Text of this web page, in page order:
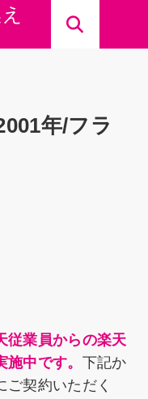
年/フラ
従業員からの楽天
中です。 下記か
ご契約いただく